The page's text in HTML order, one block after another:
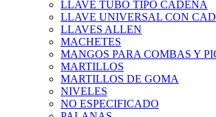
LLAVE TUBO TIPO CADENA
LLAVE UNIVERSAL CON
LLAVES ALLEN
MACHETES
MANGOS PARA COMBAS Y
MARTILLOS
MARTILLOS DE GOMA
NIVELES
NO ESPECIFICADO